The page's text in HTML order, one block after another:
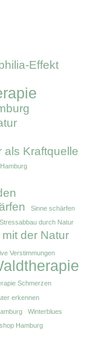
Effekt
als Kraftquelle
Sinne schärfen
Stressabbau durch Natur
der Natur
Verstimmungen
Schmerzen
erkennen
Winterblues
Hamburg